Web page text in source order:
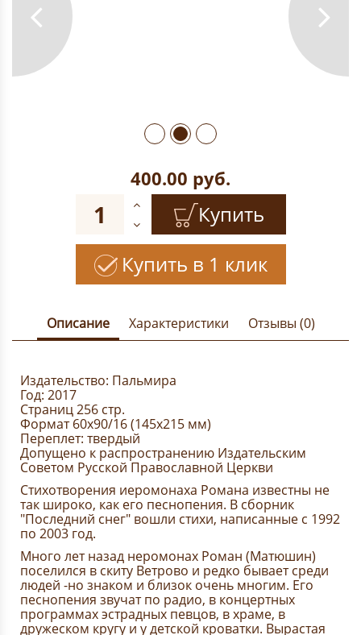
400.00 руб.
Купить
Купить в 1 клик
Описание Характеристики Отзывы (0)
Издательство: Пальмира
Год: 2017
Страниц 256 стр.
Формат 60x90/16 (145х215 мм)
Переплет: твердый
Допущено к распространению Издательским
Советом Русской Православной Церкви
Стихотворения иеромонаха Романа известны не
так широко, как его песнопения. В сборник
"Последний снег" вошли стихи, написанные с 1992
по 2003 год.
Много лет назад неромонах Роман (Матюшин)
поселился в скиту Ветрово и редко бывает среди
людей -но знаком и близок очень многим. Его
песнопения звучат по радио, в концертных
программах эстрадных певцов, в храме, в
дружеском кругу и у детской кроватки. Вырастая